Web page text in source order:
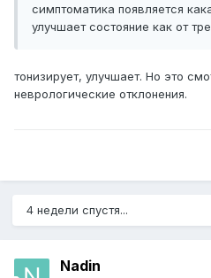
симптоматика появляется
улучшает состояние как от
тонизирует, улучшает. Но это
неврологические отклонения.
4 недели спустя...
Nadin